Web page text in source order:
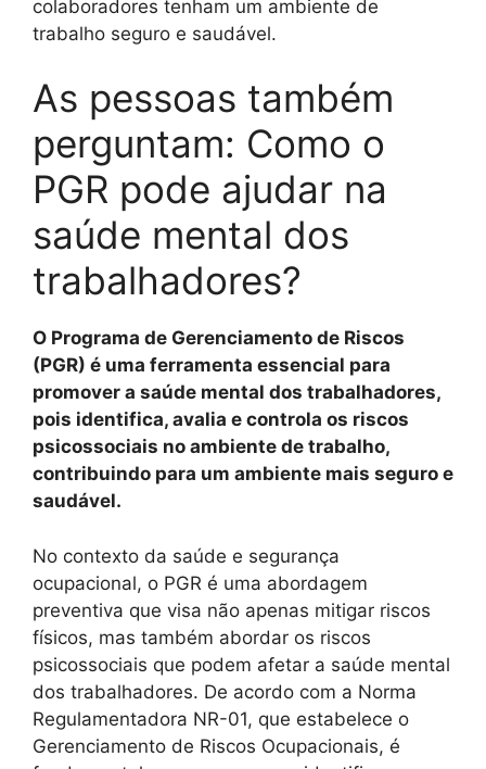
colaboradores tenham um ambiente de
trabalho seguro e saudável.
As pessoas também
perguntam: Como o
PGR pode ajudar na
saúde mental dos
trabalhadores?
O Programa de Gerenciamento de Riscos
(PGR) é uma ferramenta essencial para
promover a saúde mental dos trabalhadores,
pois identifica, avalia e controla os riscos
psicossociais no ambiente de trabalho,
contribuindo para um ambiente mais seguro e
saudável.
No contexto da saúde e segurança
ocupacional, o PGR é uma abordagem
preventiva que visa não apenas mitigar riscos
físicos, mas também abordar os riscos
psicossociais que podem afetar a saúde mental
dos trabalhadores. De acordo com a Norma
Regulamentadora NR-01, que estabelece o
Gerenciamento de Riscos Ocupacionais, é